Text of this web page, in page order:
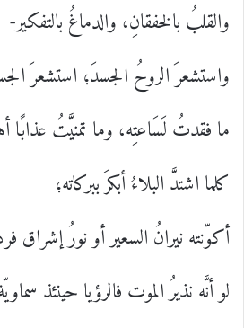
والقلبُ بالخفقانِ، والدماغُ بالتفكير-
واستشعرَ الروحُ الجسدَ؛ استشعرَ
ما فقدتُ لَسَاعتِه، وما تمنيَّتُ عذابًا
كلما اشتدَّ البلاءُ أبكرَ ببركاته؛
أكوّنته نيرانُ السعير أو نورُ إشراق
لو أنَّه نذيرُ الموت فالرؤيا حينئذ